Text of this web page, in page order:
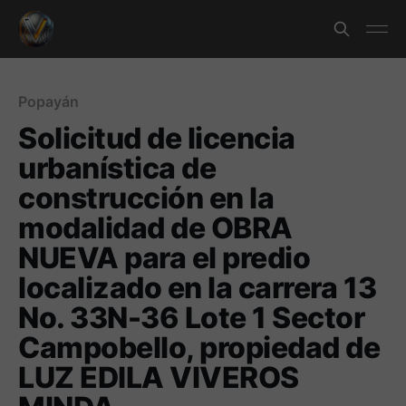
Popayán
​Solicitud de licencia
urbanística de
construcción en la
modalidad de OBRA
NUEVA para el predio
localizado en la carrera 13
No. 33N-36 Lote 1 Sector
Campobello, propiedad de
LUZ EDILA VIVEROS